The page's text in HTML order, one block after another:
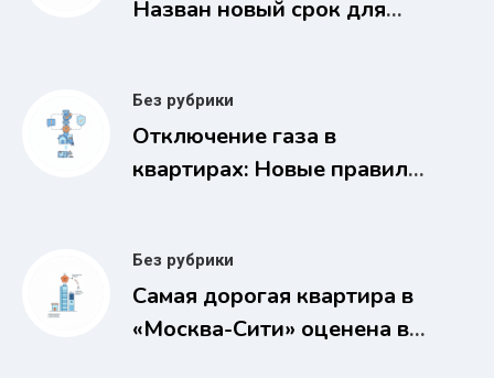
Назван новый срок для
Без рубрики
Отключение газа в
квартирах: Новые правила
Без рубрики
Самая дорогая квартира в
«Москва-Сити» оценена в